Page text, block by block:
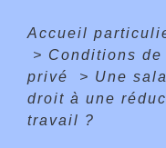
Accueil
> Conditions
privé
> Une
droit à une
travail ?